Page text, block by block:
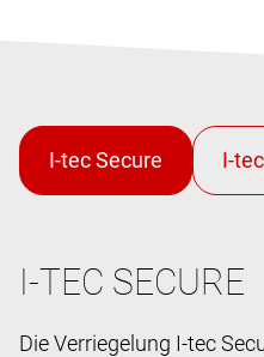
I-TEC SECURE
Die Verriegelung I-tec